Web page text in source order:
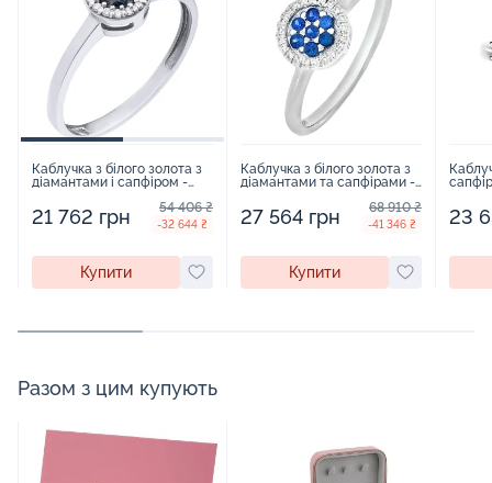
Каблучка з білого золота з
діамантами і сапфіром -
21 762 грн 54 406 ₴
-32 644 ₴
Купити
Каблучка з білого золота з
діамантами та сапфірами -
27 564 грн 68 910 ₴
-41 346 ₴
Купити
23
Разом з цим купують